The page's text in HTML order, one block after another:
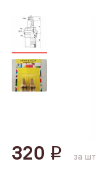
320 q за шт